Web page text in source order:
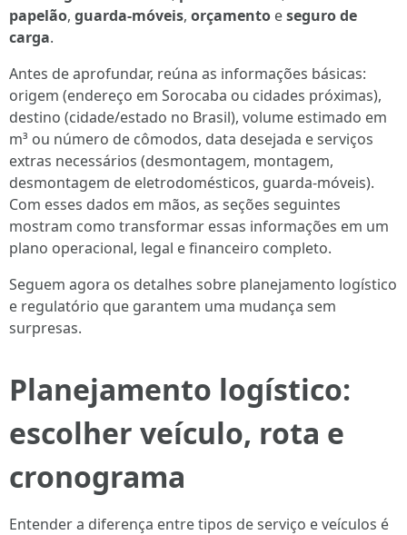
papelão, guarda-móveis, orçamento eseguro de
carga.
Antes de aprofundar, reúna as informações básicas:
origem (endereço em Sorocaba ou cidades próximas),
destino (cidade/estado no Brasil), volume estimado em
m³ ou número de cômodos, data desejada e serviços
extras necessários (desmontagem, montagem,
desmontagem de eletrodomésticos, guarda-móveis).
Com esses dados em mãos, as seções seguintes
mostram como transformar essas informações em um
plano operacional, legal e financeiro completo.
Seguem agora os detalhes sobre planejamento logístico
e regulatório que garantem uma mudança sem
surpresas.
Planejamento logístico:
escolher veículo, rota e
cronograma
Entender a diferença entre tipos de serviço e veículos é